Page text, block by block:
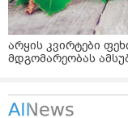
არყის კვირტები
მდგომარეობას